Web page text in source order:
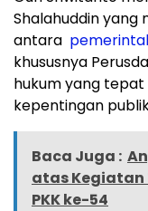
Shalahuddin
antara
khususnya
hukum yang
kepentingan
Baca Juga :
atas Kegiatan
PKK ke-54